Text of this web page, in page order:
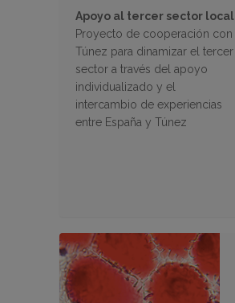
Apoyo al tercer sector local
Proyecto de cooperación con
Túnez para dinamizar el tercer
sector a través del apoyo
individualizado y el
intercambio de experiencias
entre España y Túnez